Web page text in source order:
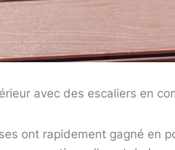
avec des escaliers en
ont rapidement gagné en